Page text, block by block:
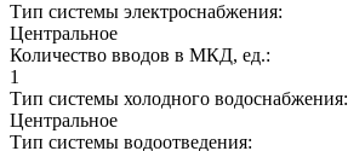
Тип системы электроснабжения:
Центральное
Количество вводов в МКД, ед.:
1
Тип системы холодного водоснабжения:
Центральное
Тип системы водоотведения: